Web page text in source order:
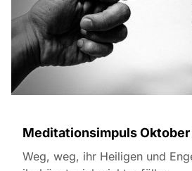
Meditationsimpuls
Weg, weg, ihr Heiligen und